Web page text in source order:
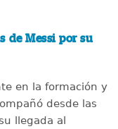
de Messi por su
en la formación y
desde las
llegada al